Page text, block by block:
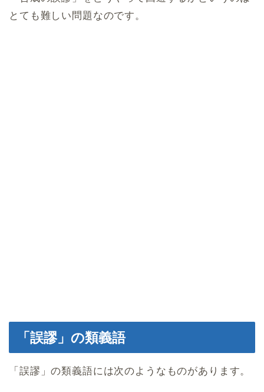
とても難しい問題なのです。
「誤謬」の類義語
「誤謬」の類義語には次のようなものがあります。